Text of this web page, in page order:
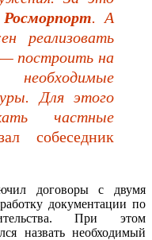
Росморпорт. А
реализовать
построить на
Для этого
частные
собеседник
договоры с двумя
документации по
При этом
назвать необходимый